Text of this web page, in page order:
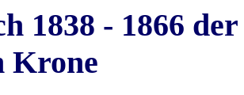
1838 - 1866
Krone